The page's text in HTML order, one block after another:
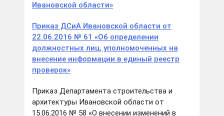
Ивановской области»
Приказ ДСиА Ивановской области от
22.06.2016 № 61 «Об определении
должностных лиц, уполномоченных на
внесение информации в единый реестр
проверок»
Приказ Департамента строительства и
архитектуры Ивановской области от
15.06.2016 № 58 «О внесении изменений в